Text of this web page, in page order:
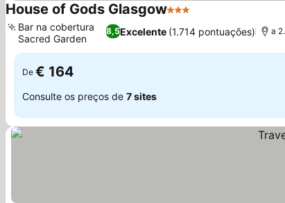
House of Gods Glasgow3 Estrelas
8,5Excelente (1.714 pontuações)
Bar na cobertura
Sacred Garden
a
De € 164
Consulte os preços de 7 sites